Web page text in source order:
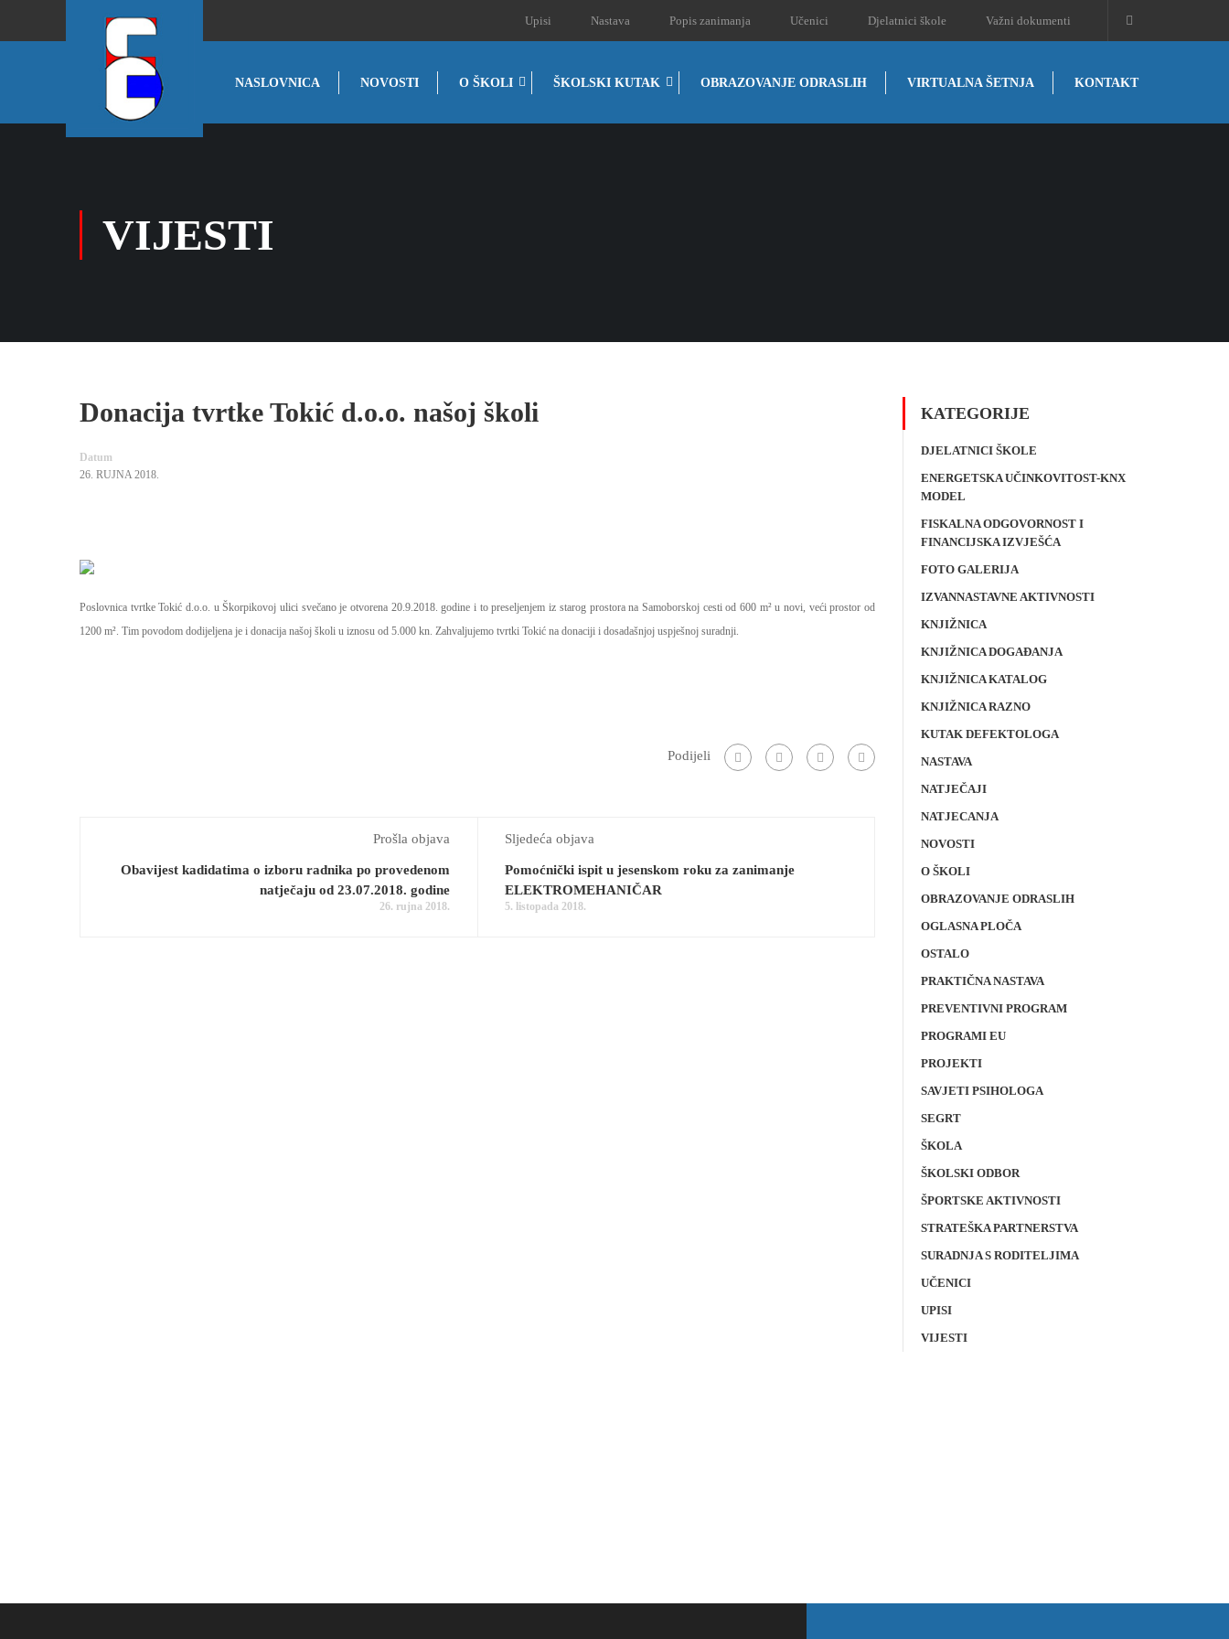
Upisi Nastava Popis zanimanja Učenici Djelatnici škole Važni dokumenti
NASLOVNICA NOVOSTI O ŠKOLI ŠKOLSKI KUTAK OBRAZOVANJE ODRASLIH VIRTUALNA ŠETNJA KONTAKT
VIJESTI
Donacija tvrtke Tokić d.o.o. našoj školi
Datum
26. RUJNA 2018.
Poslovnica tvrtke Tokić d.o.o. u Škorpikovoj ulici svečano je otvorena 20.9.2018. godine i to preseljenjem iz starog prostora na Samoborskoj cesti od 600 m² u novi, veći prostor od
1200 m². Tim povodom dodijeljena je i donacija našoj školi u iznosu od 5.000 kn. Zahvaljujemo tvrtki Tokić na donaciji i dosadašnjoj uspješnoj suradnji.
Podijeli
Prošla objava
Obavijest kadidatima o izboru radnika po provedenom
natječaju od 23.07.2018. godine
26. rujna 2018.
Sljedeća objava
Pomoćnički ispit u jesenskom roku za zanimanje
ELEKTROMEHANIČAR
5. listopada 2018.
KATEGORIJE
DJELATNICI ŠKOLE
ENERGETSKA UČINKOVITOST-KNX
MODEL
FISKALNA ODGOVORNOST I
FINANCIJSKA IZVJEŠĆA
FOTO GALERIJA
IZVANNASTAVNE AKTIVNOSTI
KNJIŽNICA
KNJIŽNICA DOGAĐANJA
KNJIŽNICA KATALOG
KNJIŽNICA RAZNO
KUTAK DEFEKTOLOGA
NASTAVA
NATJEČAJI
NATJECANJA
NOVOSTI
O ŠKOLI
OBRAZOVANJE ODRASLIH
OGLASNA PLOČA
OSTALO
PRAKTIČNA NASTAVA
PREVENTIVNI PROGRAM
PROGRAMI EU
PROJEKTI
SAVJETI PSIHOLOGA
SEGRT
ŠKOLA
ŠKOLSKI ODBOR
ŠPORTSKE AKTIVNOSTI
STRATEŠKA PARTNERSTVA
SURADNJA S RODITELJIMA
UČENICI
UPISI
VIJESTI